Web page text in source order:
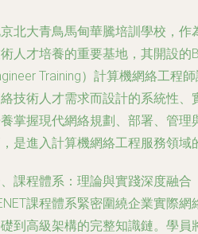
北大青鳥馬甸華騰培訓學校，作
人才培養的重要基地，其開設的
Training）計算機網絡工程
技術人才需求而設計的系統性、
掌握現代網絡規劃、部署、管理
是進入計算機網絡工程服務領域
課程體系：理論與實踐深度融合
課程體系緊密圍繞企業實際
到高級架構的完整知識鏈。學員